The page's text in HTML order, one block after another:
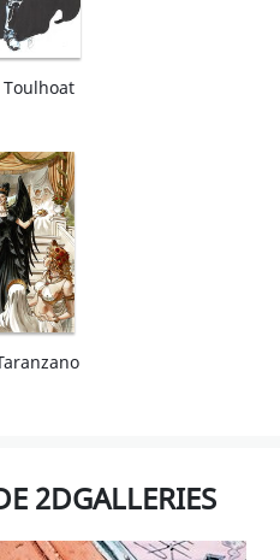
Toulhoat
2DGALLERIES